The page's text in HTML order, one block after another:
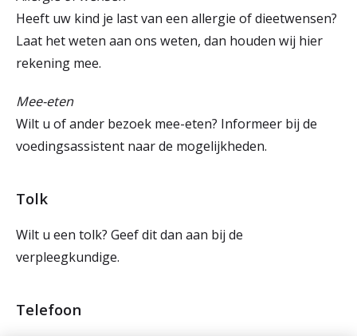
Heeft uw kind je last van een allergie of dieetwensen?
Laat het weten aan ons weten, dan houden wij hier
rekening mee.
Mee-eten
Wilt u of ander bezoek mee-eten? Informeer bij de
voedingsassistent naar de mogelijkheden.
Tolk
Wilt u een tolk? Geef dit dan aan bij de
verpleegkundige.
Telefoon